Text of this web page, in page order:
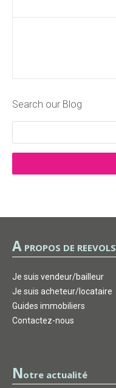
Search our Blog
A PROPOS DE REEVOLS
Je suis vendeur/bailleur
Je suis acheteur/locataire
Guides immobiliers
Contactez-nous
Notre actualité